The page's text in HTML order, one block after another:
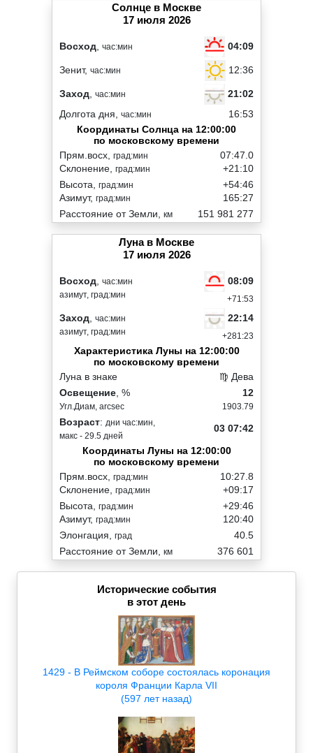
Солнце в Москве
17 июля 2026
Восход час:мин 04:09
Зенит, час:мин 12:36
Заход час:мин
21:02
Долгота дня, час:мин
16:53
Координаты Солнца на 12:00:00
по московскому времени
Прям.восх, град:мин
Склонение, град:мин
07:47.0
+21:10
Высота, град:мин
Азимут, град:мин
+54:46
165:27
Расстояние от Земли, км 151 981 277
Луна в Москве
17 июля 2026
Восход час:мин
азимут, град:мин
08:09
+71:53
Заход час:мин
азимут, град:мин
22:14
+281:23
Характеристика Луны на 12:00:00
по московскому времени
Луна в знаке
♍ Дева
Освещение , %
Угл.Диам, arcsec
12
1903.79
Возраст: дни час:мин,
макс - 29.5 дней
03 07:42
Координаты Луны на 12:00:00
по московскому времени
Прям.восх, град:мин
Склонение, град:мин
10:27.8
+09:17
Высота, град:мин
Азимут, град:мин
+29:46
120:40
Элонгация, град
40.5
Расстояние от Земли, км 376 601
Исторические события
в этот день
1429 - В Реймском соборе состоялась коронация
короля Франции Карла VII
(597 лет назад)